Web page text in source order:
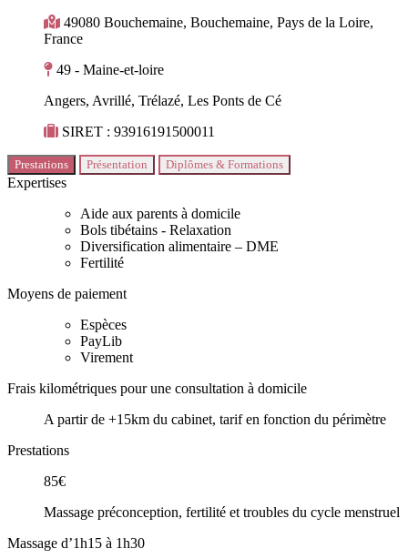
49080 Bouchemaine, Bouchemaine, Pays de la Loire,
France
49 - Maine-et-loire
Angers, Avrillé, Trélazé, Les Ponts de Cé
SIRET : 93916191500011
Prestations Présentation Diplômes & Formations
Expertises
Aide aux parents à domicile
Bols tibétains - Relaxation
Diversification alimentaire – DME
Fertilité
Moyens de paiement
Espèces
PayLib
Virement
Frais kilométriques pour une consultation à domicile
A partir de +15km du cabinet, tarif en fonction du périmètre
Prestations
85€
Massage préconception, fertilité et troubles du cycle menstruel
Massage d’1h15 à 1h30